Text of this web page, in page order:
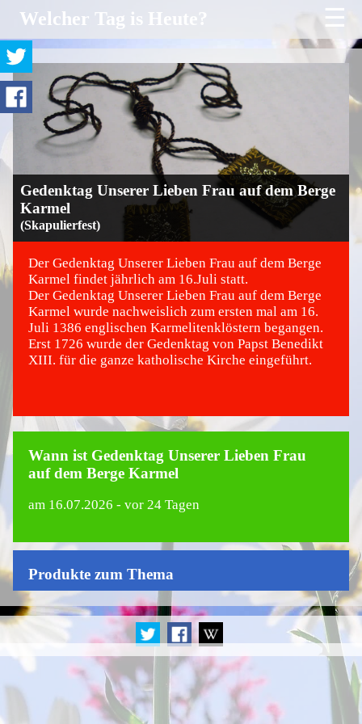
Welcher Tag is Heute? ☰
Gedenktag Unserer Lieben Frau auf dem Berge
Karmel
(Skapulierfest)
©
Der Gedenktag Unserer Lieben Frau auf dem Berge
Karmel findet jährlich am 16.Juli statt.
Der Gedenktag Unserer Lieben Frau auf dem Berge
Karmel wurde nachweislich zum ersten mal am 16.
Juli 1386 englischen Karmelitenklöstern begangen.
Erst 1726 wurde der Gedenktag von Papst Benedikt
XIII. für die ganze katholische Kirche eingeführt.
Wann ist Gedenktag Unserer Lieben Frau
auf dem Berge Karmel
am 16.07.2026 - vor 24 Tagen
Produkte zum Thema